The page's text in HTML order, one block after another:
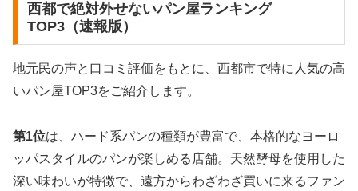
西都で絶対外せないパン屋ランキング
TOP3（速報版）
地元民の声と口コミ評価をもとに、西都市で特に人気の高
いパン屋TOP3をご紹介します。
第1位は、ハード系パンの種類が豊富で、本格的なヨーロ
ッパスタイルのパンが楽しめる店舗。天然酵母を使用した
深い味わいが特徴で、遠方からわざわざ買いに来るファン